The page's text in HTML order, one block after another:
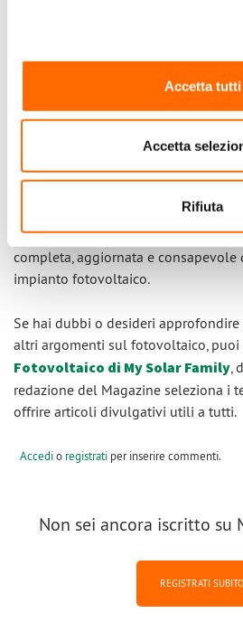
Accetta tutti
Accetta
Rifiuta
visualizzare i dati di misurazione
"Le mie misure"e
relativi all'energia immessa e
al giorno precedente alla tua ricerca.
breve guida che illustrerà questo
passo, per aiutare gli iscritti ad
completa, aggiornata e
impianto fotovoltaico.
Se hai dubbi o desideri
altri argomenti sul fotovoltaico,
Fotovoltaico di My Solar Family,
redazione del Magazine seleziona i
offrire articoli divulgativi utili a tutti.
Accedio registratiper inserire commenti.
Non sei ancora iscritto su
REGISTRATI SUBITO